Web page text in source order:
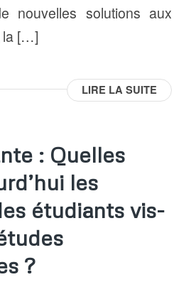
nouvelles solutions aux
la […]
LIRE LA SUITE
: Quelles
les
étudiants vis-
?